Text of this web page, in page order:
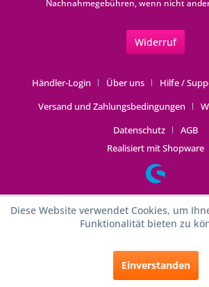
Nachnahmegebühren, wenn nicht
Widerruf
Händler-Login Über uns Hilfe /
Versand und Zahlungsbedingungen
Datenschutz
AGB
Realisiert mit Shopware
Diese Website verwendet Cookies, um
Funktionalität bieten zu
Einverstanden